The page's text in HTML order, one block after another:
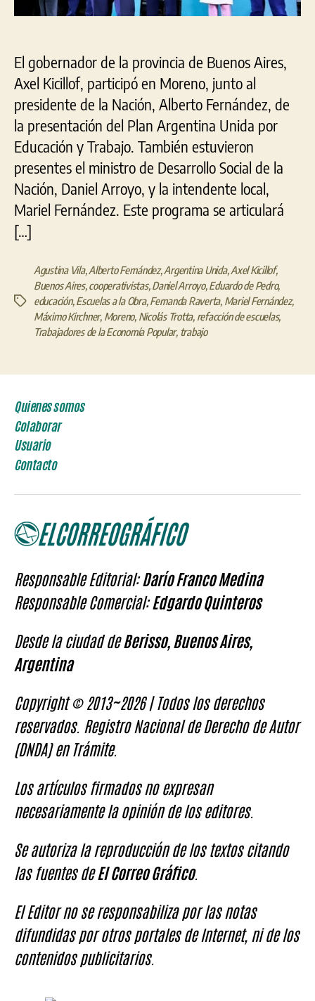
y
El gobernador de la provincia de Buenos Aires,
Axel Kicillof, participó en Moreno, junto al
presidente de la Nación, Alberto Fernández, de
la presentación del Plan Argentina Unida por
Educación y Trabajo. También estuvieron
presentes el ministro de Desarrollo Social de la
Nación, Daniel Arroyo, y la intendente local,
Mariel Fernández. Este programa se articulará
[…]
Etiquetas
Agustina Vila,Alberto Fernández,Argentina Unida,Axel Kicillof,
Buenos Aires,cooperativistas,Daniel Arroyo,Eduardo de Pedro,
educación,Escuelas a la Obra,Fernanda Raverta, Mariel Fernández,
Máximo Kirchner, Moreno, Nicolás Trotta, refacción de escuelas,
Trabajadores de la Economía Popular, trabajo
Quienes somos
Colaborar
Usuario
Contacto
Responsable Editorial:Darío Franco Medina
Responsable Comercial:Edgardo Quinteros
Desde la ciudad deBerisso, Buenos Aires,
Argentina
Copyright © 2013~2026 | Todos los derechos
reservados. Registro Nacional de Derecho de Autor
(DNDA) en Trámite.
Los artículos firmados no expresan
necesariamente la opinión de los editores.
Se autoriza la reproducción de los textos citando
las fuentes deEl Correo Gráfico.
El Editor no se responsabiliza por las notas
difundidas por otros portales de Internet, ni de los
contenidos publicitarios.